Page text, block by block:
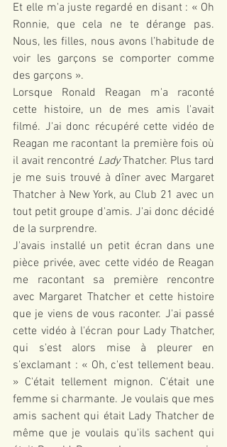
Et elle m'a juste regardé en disant : « Oh
Ronnie, que cela ne te dérange pas.
Nous, les filles, nous avons l’habitude de
voir les garçons se comporter comme
des garçons ».
Lorsque Ronald Reagan m'a raconté
cette histoire, un de mes amis l'avait
filmé. J'ai donc récupéré cette vidéo de
Reagan me racontant la première fois où
il avait rencontré Lady Thatcher. Plus tard
je me suis trouvé à dîner avec Margaret
Thatcher à New York, au Club 21 avec un
tout petit groupe d'amis. J'ai donc décidé
de la surprendre.
J'avais installé un petit écran dans une
pièce privée, avec cette vidéo de Reagan
me racontant sa première rencontre
avec Margaret Thatcher et cette histoire
que je viens de vous raconter. J'ai passé
cette vidéo à l'écran pour Lady Thatcher,
qui s'est alors mise à pleurer en
s’exclamant : « Oh, c'est tellement beau.
» C'était tellement mignon. C'était une
femme si charmante. Je voulais que mes
amis sachent qui était Lady Thatcher de
même que je voulais qu'ils sachent qui